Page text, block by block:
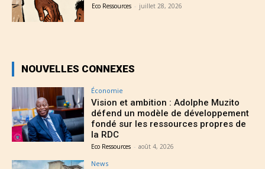
Eco Ressources - juillet 28, 2026
NOUVELLES CONNEXES
Économie
Vision et ambition : Adolphe Muzito
défend un modèle de développement
fondé sur les ressources propres de
la RDC
Eco Ressources - août 4, 2026
News